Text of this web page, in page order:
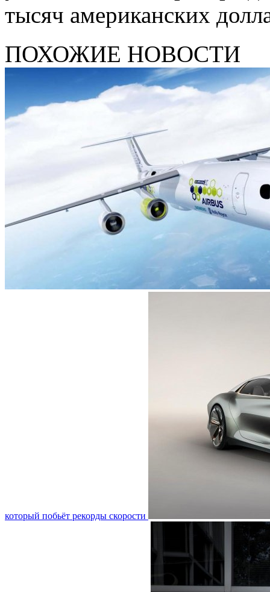
тысяч американских
ПОХОЖИЕ НОВОСТИ
который побьёт рекорды скорости